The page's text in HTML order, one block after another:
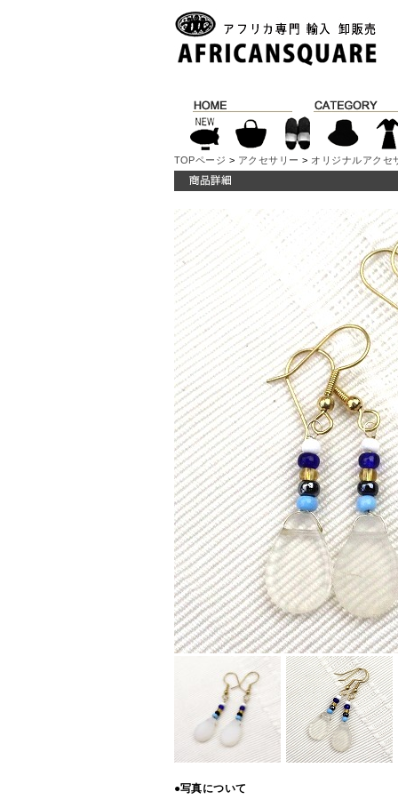
TOPページ > アクセサリー > オリジナルアクセ
●写真について